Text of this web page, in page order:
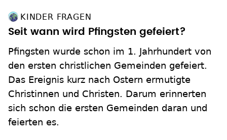
KINDER FRAGEN
Seit wann wird Pfingsten gefeiert?
Pfingsten wurde schon im 1. Jahrhundert von
den ersten christlichen Gemeinden gefeiert.
Das Ereignis kurz nach Ostern ermutigte
Christinnen und Christen. Darum erinnerten
sich schon die ersten Gemeinden daran und
feierten es.